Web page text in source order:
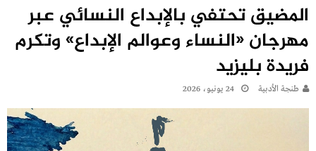
المضيق تحتفي بالإبداع النسائي عبر
مهرجان «النساء وعوالم الإبداع» وتكرم
فريدة بليزيد
طنجة الأدبية 24 يونيو، 2026